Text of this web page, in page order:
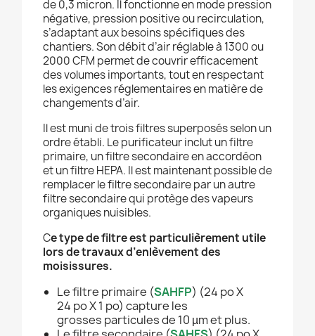
de 0,3 micron. Il fonctionne en mode pression
négative, pression positive ou recirculation,
s’adaptant aux besoins spécifiques des
chantiers. Son débit d’air réglable à 1300 ou
2000 CFM permet de couvrir efficacement
des volumes importants, tout en respectant
les exigences réglementaires en matière de
changements d’air.
Il est muni de trois filtres superposés selon un
ordre établi. Le purificateur inclut un filtre
primaire, un filtre secondaire en accordéon
et un filtre HEPA. Il est maintenant possible de
remplacer le filtre secondaire par un autre
filtre secondaire qui protège des vapeurs
organiques nuisibles.
Ce type de filtre est particulièrement utile
lors de travaux d’enlèvement des
moisissures.
Le filtre primaire (SAHFP) (24 po X
24 po X 1 po) capture les
grosses particules de 10 µm et plus.